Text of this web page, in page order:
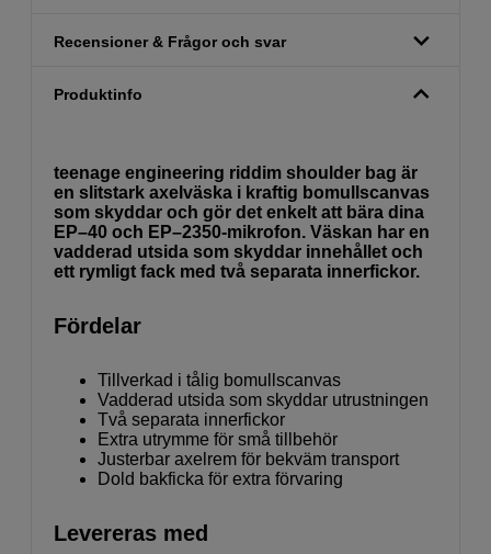
Recensioner & Frågor och svar
Produktinfo
teenage engineering riddim shoulder bag är
en slitstark axelväska i kraftig bomullscanvas
som skyddar och gör det enkelt att bära dina
EP–40 och EP–2350-mikrofon. Väskan har en
vadderad utsida som skyddar innehållet och
ett rymligt fack med två separata innerfickor.
Fördelar
Tillverkad i tålig bomullscanvas
Vadderad utsida som skyddar utrustningen
Två separata innerfickor
Extra utrymme för små tillbehör
Justerbar axelrem för bekväm transport
Dold bakficka för extra förvaring
Levereras med